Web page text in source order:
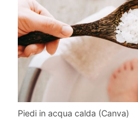
Piedi in acqua calda (Canva)